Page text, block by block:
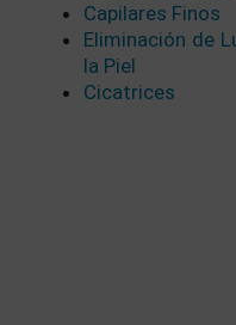
Capilares Finos
Eliminación de
la Piel
Cicatrices